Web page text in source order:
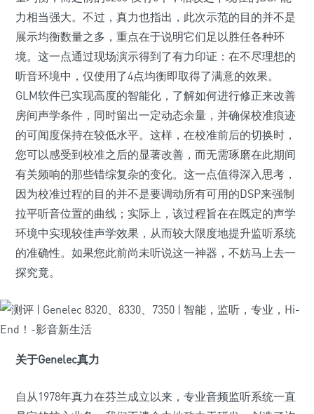
力相当强大。不过，真力也指出，此次示范的目的并不是
展示均衡数量之多，重点在于说明它们足以胜任各种环
境。这一点通过现场演示得到了有力印证：在不尽理想的
听音环境中，仅使用了4点均衡即取得了满意的效果。
GLM软件已实现高度的智能化，了解如何进行修正来改善
房间声学条件，同时留出一定动态余量，并确保校准痕迹
的可闻度保持在较低水平。这样，在校准前后的切换时，
您可以感受到校准之后的显著改善，而无需琢磨在此期间
有关频响的那些错综复杂的变化。这一点值得深入思考，
因为校准过程的目的并不是要调动所有可用的DSP来强制
拉平听音位置的曲线；实际上，该过程旨在在既定的声学
环境中实现较佳声学效果，从而较大限度地提升监听系统
的准确性。如果您此前尚未听说这一神器，不妨马上去一
探究竟。
关于Genelec真力
自从1978年真力在芬兰成立以来，专业音频监听系统一直